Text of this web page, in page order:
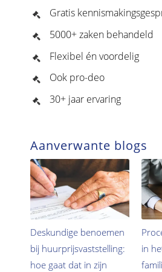
Gratis
5000+ zaken behandeld
Flexibel én voordelig
Ook pro-deo
30+ jaar ervaring
Aanverwante blogs
Deskundige benoemen
bij huurprijsvaststelling:
hoe gaat dat in zijn
in